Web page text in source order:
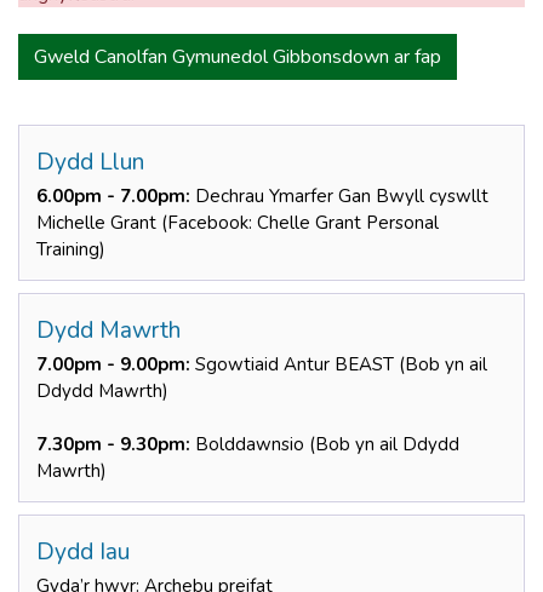
Gweld Canolfan Gymunedol Gibbonsdown ar fap
Dydd Llun
6.00pm - 7.00pm: Dechrau Ymarfer Gan Bwyll cyswllt
Michelle Grant (Facebook: Chelle Grant Personal
Training)
Dydd Mawrth
7.00pm - 9.00pm: Sgowtiaid Antur BEAST (Bob yn ail
Ddydd Mawrth)
7.30pm - 9.30pm: Bolddawnsio (Bob yn ail Ddydd
Mawrth)
Dydd Iau
Gyda’r hwyr: Archebu preifat